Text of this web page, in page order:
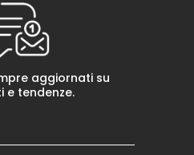
aggiornati su
e tendenze.